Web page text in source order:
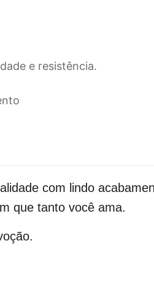
e resistência.
com lindo
que tanto você ama.